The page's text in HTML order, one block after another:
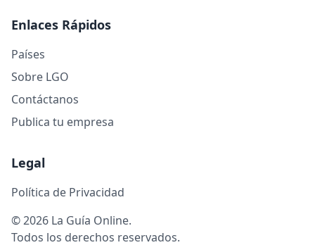
Enlaces Rápidos
Países
Sobre LGO
Contáctanos
Publica tu empresa
Legal
Política de Privacidad
© 2026 La Guía Online.
Todos los derechos reservados.